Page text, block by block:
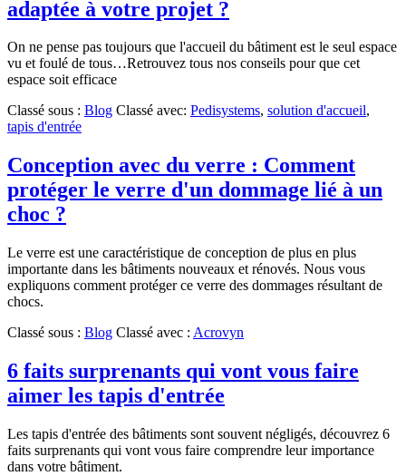
adaptée à votre projet ?
On ne pense pas toujours que l'accueil du bâtiment est le seul espace
vu et foulé de tous…Retrouvez tous nos conseils pour que cet
espace soit efficace
Classé sous : Blog Classé avec: Pedisystems, solution d'accueil,
tapis d'entrée
Conception avec du verre : Comment
protéger le verre d'un dommage lié à un
choc ?
Le verre est une caractéristique de conception de plus en plus
importante dans les bâtiments nouveaux et rénovés. Nous vous
expliquons comment protéger ce verre des dommages résultant de
chocs.
Classé sous : Blog Classé avec : Acrovyn
6 faits surprenants qui vont vous faire
aimer les tapis d'entrée
Les tapis d'entrée des bâtiments sont souvent négligés, découvrez 6
faits surprenants qui vont vous faire comprendre leur importance
dans votre bâtiment.